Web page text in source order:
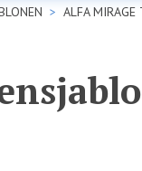
ALFA MIRAGE